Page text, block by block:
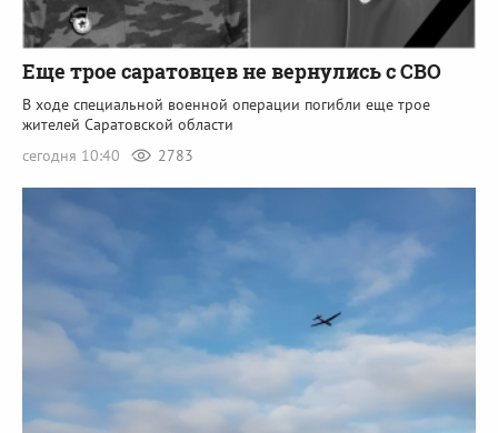
Еще трое саратовцев не вернулись с СВО
В ходе специальной военной операции погибли еще трое
жителей Саратовской области
сегодня 10:40
2783